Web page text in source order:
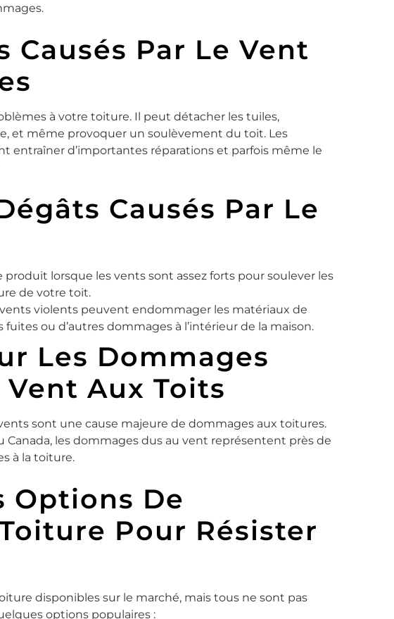
Causés Par Le Vent
à votre toiture. Il peut détacher les tuiles,
et même provoquer un soulèvement du toit. Les
entraîner d’importantes réparations et parfois même le
Causés Par Le
produit lorsque les vents sont assez forts pour soulever les
de votre toit.
violents peuvent endommager les matériaux de
ou d’autres dommages à l’intérieur de la maison.
Les Dommages
Vent Aux Toits
sont une cause majeure de dommages aux toitures.
les dommages dus au vent représentent près de
à la toiture.
Options De
Pour Résister
disponibles sur le marché, mais tous ne sont pas
options populaires :